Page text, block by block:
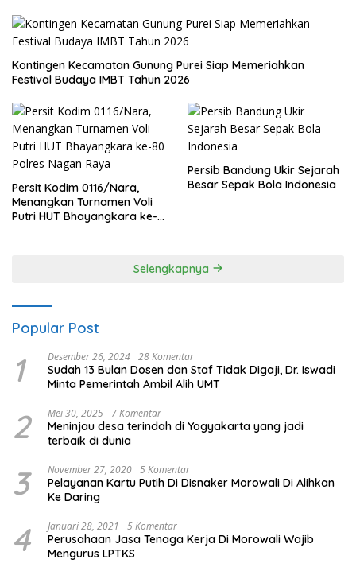
Kontingen Kecamatan Gunung Purei Siap Memeriahkan
Festival Budaya IMBT Tahun 2026
Persit Kodim 0116/Nara,
Menangkan Turnamen Voli
Putri HUT Bhayangkara ke-
Persib Bandung Ukir Sejarah
Besar Sepak Bola Indonesia
Selengkapnya
Popular Post
1 Desember 26, 2024 28 Komentar
Sudah 13 Bulan Dosen dan Staf Tidak Digaji, Dr. Iswadi
Minta Pemerintah Ambil Alih UMT
2 Mei 30, 2025 7 Komentar
Meninjau desa terindah di Yogyakarta yang jadi
terbaik di dunia
3 November 27, 2020 5 Komentar
Pelayanan Kartu Putih Di Disnaker Morowali Di Alihkan
Ke Daring
4 Januari 28, 2021 5 Komentar
Perusahaan Jasa Tenaga Kerja Di Morowali Wajib
Mengurus LPTKS